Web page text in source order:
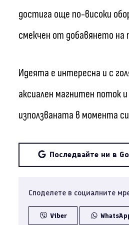
достига още по-високи
смекчен от добавянето на
Идеята е интересна и с
аксиален магнитен поток
използваната в момента
Последвайте ни в
Споделете в социалните
Viber